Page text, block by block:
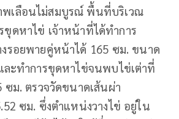
พเลือนไม่สมบูรณ์ พื้นที่บริเวณ
ขุดหาไข่ เจ้าหน้าที่ได้ทำการ
งรอยพายคู่หน้าได้ 165 ซม. ขนาด
ละทำการขุดหาไข่จนพบไข่เต่าที่
ซม. ตรวจวัดขนาดเส้นผ่า
ซม. ซึ่งตำแหน่งวางไข่ อยู่ใน